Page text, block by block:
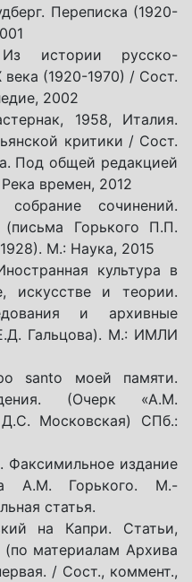
Переписка (1920-
истории русско-
(1920-1970) / Сост.
2002
1958, Италия.
критики / Сост.
Под общей редакцией
времен, 2012
сочинений.
Горького П.П.
М.: Наука, 2015
культура в
искусстве и теории.
и архивные
Гальцова). М.: ИМЛИ
santo моей памяти.
(Очерк «А.М.
Московская) СПб.:
Факсимильное издание
А.М. Горького. М.-
статья.
на Капри. Статьи,
материалам Архива
/ Сост., коммент.,